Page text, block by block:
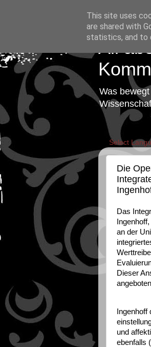
All
Was
Select
Die
Das
an der
Dieser
Ingenhoff
und
ebenfalls
This site uses
are shared with
statistics, and to